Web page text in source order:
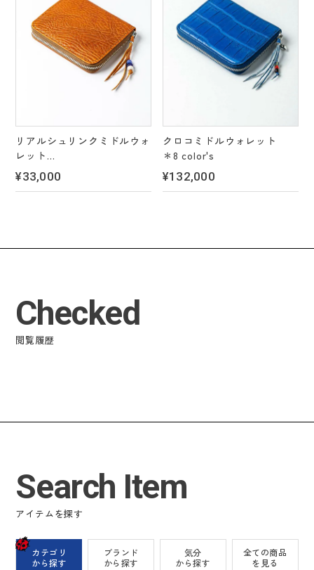
リアルシュリンクミドルウォ
レット
＊3 color's
¥33,000
クロコミドルウォレット
＊8 color's
¥132,000
Checked
閲覧履歴
Search Item
アイテムを探す
カテゴリ
から探す
ブランド
から探す
気分
から探す
全ての商品
を見る